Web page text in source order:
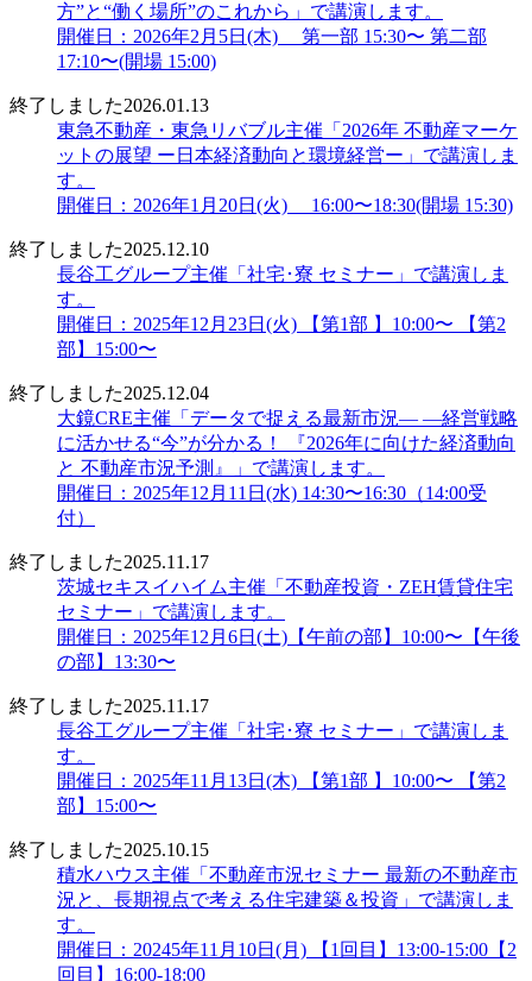
方”と“働く場所”のこれから」で講演します。
開催日：2026年2月5日(木) 第一部 15:30〜 第二部
17:10〜(開場 15:00)
終了しました2026.01.13
東急不動産・東急リバブル主催「2026年 不動産マーケ
ットの展望 ー日本経済動向と環境経営ー」で講演しま
す。
開催日：2026年1月20日(火) 16:00〜18:30(開場 15:30)
終了しました2025.12.10
長谷工グループ主催「社宅･寮 セミナー」で講演しま
す。
開催日：2025年12月23日(火) 【第1部 】10:00〜 【第2
部】15:00〜
終了しました2025.12.04
大鏡CRE主催「データで捉える最新市況― ―経営戦略
に活かせる“今”が分かる！ 『2026年に向けた経済動向
と 不動産市況予測』」で講演します。
開催日：2025年12月11日(水) 14:30〜16:30（14:00受
付）
終了しました2025.11.17
茨城セキスイハイム主催「不動産投資・ZEH賃貸住宅
セミナー」で講演します。
開催日：2025年12月6日(土)【午前の部】10:00〜【午後
の部】13:30〜
終了しました2025.11.17
長谷工グループ主催「社宅･寮 セミナー」で講演しま
す。
開催日：2025年11月13日(木) 【第1部 】10:00〜 【第2
部】15:00〜
終了しました2025.10.15
積水ハウス主催「不動産市況セミナー 最新の不動産市
況と、長期視点で考える住宅建築＆投資」で講演しま
す。
開催日：20245年11月10日(月) 【1回目】13:00-15:00【2
回目】16:00-18:00